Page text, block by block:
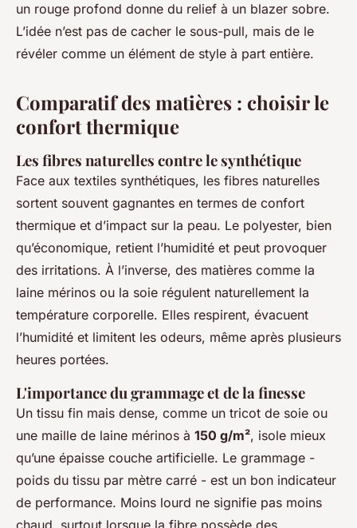
un rouge profond donne du relief à un blazer sobre.
L’idée n’est pas de cacher le sous-pull, mais de le
révéler comme un élément de style à part entière.
Comparatif des matières : choisir le
confort thermique
Les fibres naturelles contre le synthétique
Face aux textiles synthétiques, les fibres naturelles
sortent souvent gagnantes en termes de confort
thermique et d’impact sur la peau. Le polyester, bien
qu’économique, retient l’humidité et peut provoquer
des irritations. À l’inverse, des matières comme la
laine mérinos ou la soie régulent naturellement la
température corporelle. Elles respirent, évacuent
l’humidité et limitent les odeurs, même après plusieurs
heures portées.
L'importance du grammage et de la finesse
Un tissu fin mais dense, comme un tricot de soie ou
une maille de laine mérinos à 150 g/m², isole mieux
qu’une épaisse couche artificielle. Le grammage -
poids du tissu par mètre carré - est un bon indicateur
de performance. Moins lourd ne signifie pas moins